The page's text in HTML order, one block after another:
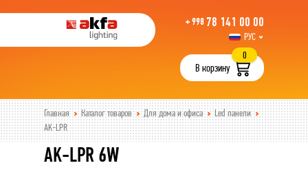
+ 998 78 141 00 00
РУС
UZB
В корзину
0
Главная Каталог товаров Для дома и офиса
Led панели
AK-LPR
AK-LPR 6W